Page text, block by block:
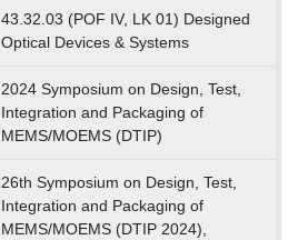
43.32.03 (POF IV, LK 01) Designed
Optical Devices & Systems
2024 Symposium on Design, Test,
Integration and Packaging of
MEMS/MOEMS (DTIP)
26th Symposium on Design, Test,
Integration and Packaging of
MEMS/MOEMS (DTIP 2024),